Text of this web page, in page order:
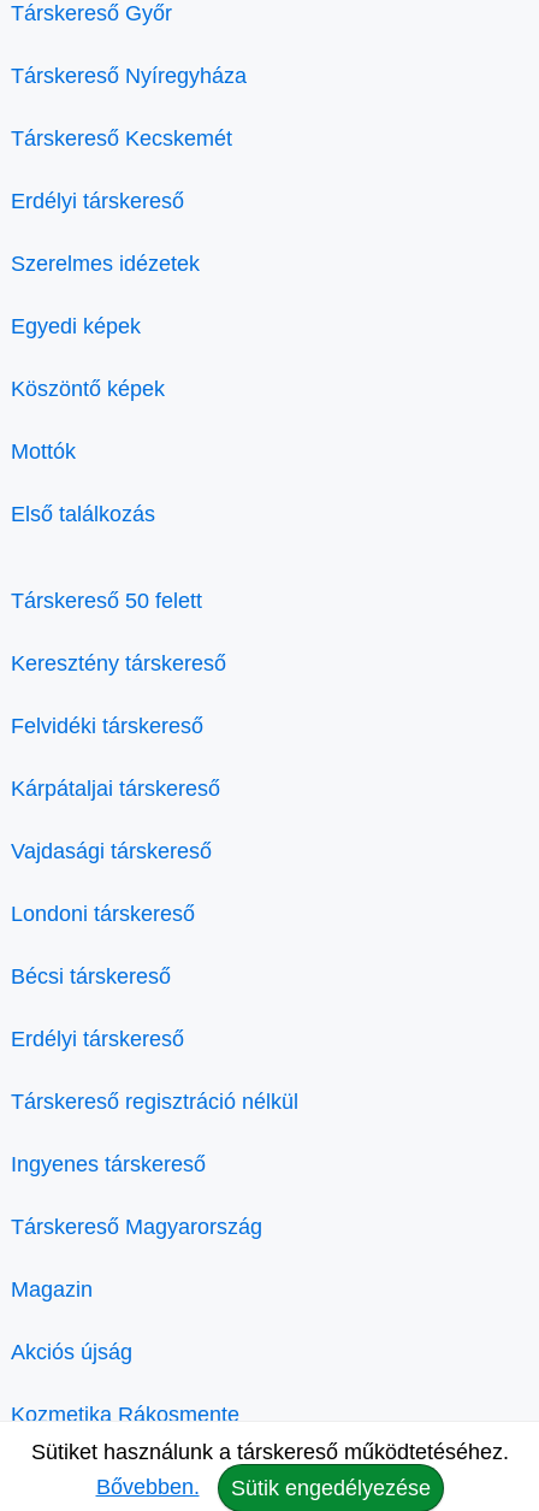
Társkereső Győr
Társkereső Nyíregyháza
Társkereső Kecskemét
Erdélyi társkereső
Szerelmes idézetek
Egyedi képek
Köszöntő képek
Mottók
Első találkozás
Társkereső 50 felett
Keresztény társkereső
Felvidéki társkereső
Kárpátaljai társkereső
Vajdasági társkereső
Londoni társkereső
Bécsi társkereső
Erdélyi társkereső
Társkereső regisztráció nélkül
Ingyenes társkereső
Társkereső Magyarország
Magazin
Akciós újság
Kozmetika Rákosmente
Sütiket használunk a társkereső működtetéséhez.
Bővebben.
Sütik engedélyezése